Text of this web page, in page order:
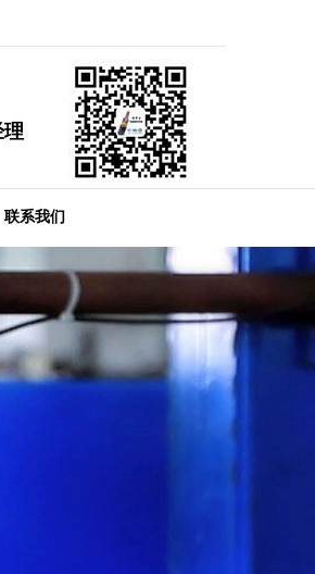
理
联系我们